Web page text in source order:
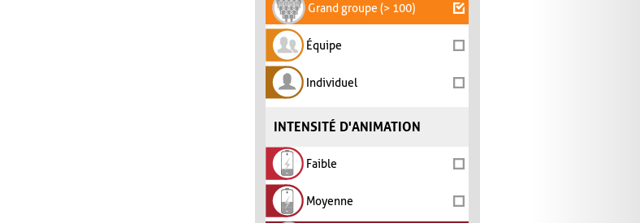
Grand groupe (> 100)
Équipe
Individuel
INTENSITÉ D'ANIMATION
Faible
Moyenne